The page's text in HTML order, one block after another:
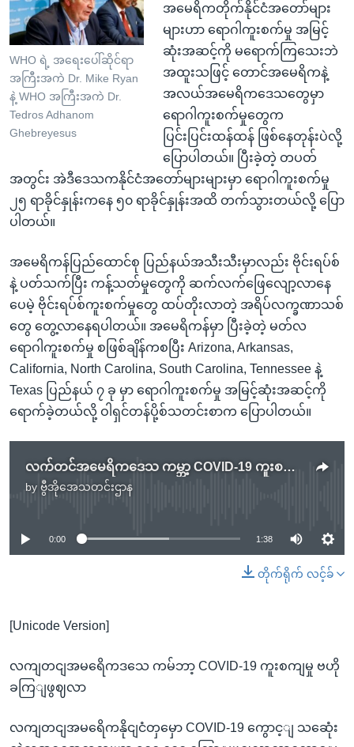
WHO ရဲ့ အရေးပေါ်ဆိုင်ရာ
အကြီးအကဲ Dr. Mike Ryan
နဲ့ WHO အကြီးအကဲ Dr.
Tedros Adhanom
Ghebreyesus
အမေရိကတိုက်နိုင်ငံအတော်များ
များဟာ ရောဂါကူးစက်မှု အမြင့်
ဆုံးအဆင့်ကို မရောက်ကြသေးဘဲ
အထူးသဖြင့် တောင်အမေရိကနဲ့
အလယ်အမေရိကဒေသတွေမှာ
ရောဂါကူးစက်မှုတွေက
ပြင်းပြင်းထန်ထန် ဖြစ်နေတုန်းပဲလို့
ပြောပါတယ်။ ပြီးခဲ့တဲ့ တပတ်
အတွင်း အဲဒီဒေသကနိုင်ငံအတော်များများမှာ ရောဂါကူးစက်မှု
၂၅ ရာခိုင်နှုန်းကနေ ၅၀ ရာခိုင်နှုန်းအထိ တက်သွားတယ်လို့ ပြော
ပါတယ်။
အမေရိကန်ပြည်ထောင်စု ပြည်နယ်အသီးသီးမှာလည်း ဗိုင်းရပ်စ်
နဲ့ ပတ်သက်ပြီး ကန့်သတ်မှုတွေကို ဆက်လက်ဖြေလျော့လာနေ
ပေမဲ့ ဗိုင်းရပ်စ်ကူးစက်မှုတွေ ထပ်တိုးလာတဲ့ အရိပ်လက္ခဏာသစ်
တွေ တွေ့လာနေရပါတယ်။ အမေရိကန်မှာ ပြီးခဲ့တဲ့ မတ်လ
ရောဂါကူးစက်မှု စဖြစ်ချိန်ကစပြီး Arizona, Arkansas,
California, North Carolina, South Carolina, Tennessee နဲ့
Texas ပြည်နယ် ၇ ခု မှာ ရောဂါကူးစက်မှု အမြင့်ဆုံးအဆင့်ကို
ရောက်ခဲ့တယ်လို့ ဝါရှင်တန်ပို့စ်သတင်းစာက ပြောပါတယ်။
လက်တင်အမေရိကဒေသ ကမ္ဘာ့ COVID-19 ကူးစက်မှု ဗဟိုချက်ဖြစ်လာ
by ဗွီအိုအေသတင်းဌာန
No media source currently available
0:00 1:38
တိုက်ရိုက် လင့်ခ်
[Unicode Version]
လကျတငျအမရေိကဒသေ ကမ်ဘာ့ COVID-19 ကူးစကျမှု ဗဟို
ခကြျဖွဈလာ
လကျတငျအမရေိကနိုငျငံတှမှော COVID-19 ကွောင့ျ သဆေုံး